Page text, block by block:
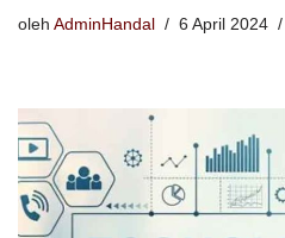
oleh AdminHandal 6 April 2024